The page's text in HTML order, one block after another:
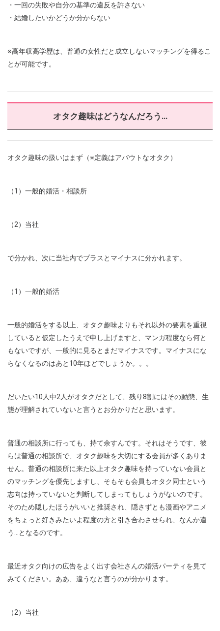
・一回の失敗や自分の基準の違反を許さない
・結婚したいかどうか分からない
※高年収高学歴は、普通の女性だと成立しないマッチングを得るこ
とが可能です。
オタク趣味はどうなんだろう…
オタク趣味の扱いはまず（※定義はアバウトなオタク）
（1）一般的婚活・相談所
（2）当社
で分かれ、次に当社内でプラスとマイナスに分かれます。
（1）一般的婚活
一般的婚活をする以上、オタク趣味よりもそれ以外の要素を重視
していると仮定したうえで申し上げますと、マンガ程度なら何と
もないですが、一般的に見るとまだマイナスです。マイナスにな
らなくなるのはあと10年ほどでしょうか。。。
だいたい10人中2人がオタクだとして、残り8割にはその動態、生
態が理解されていないと言うとお分かりだと思います。
普通の相談所に行っても、持て余すんです。それはそうです、彼
らは普通の相談所で、オタク趣味を大切にする会員が多くありま
せん。普通の相談所に来た以上オタク趣味を持っていない会員と
のマッチングを優先しますし、そもそも会員もオタク同士という
志向は持っていないと判断してしまってもしょうがないのです。
そのため隠したほうがいいと推奨され、隠さずとも漫画やアニメ
をちょっと好きみたいよ程度の方と引き合わさせられ、なんか違
う…となるのです。
最近オタク向けの広告をよく出す会社さんの婚活パーティを見て
みてください。ああ、違うなと言うのが分かります。
（2）当社